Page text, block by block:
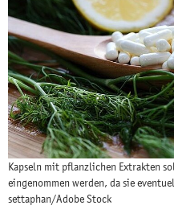
Kapseln mit pflanzlichen Extrakten
eingenommen werden, da sie
settaphan/Adobe Stock